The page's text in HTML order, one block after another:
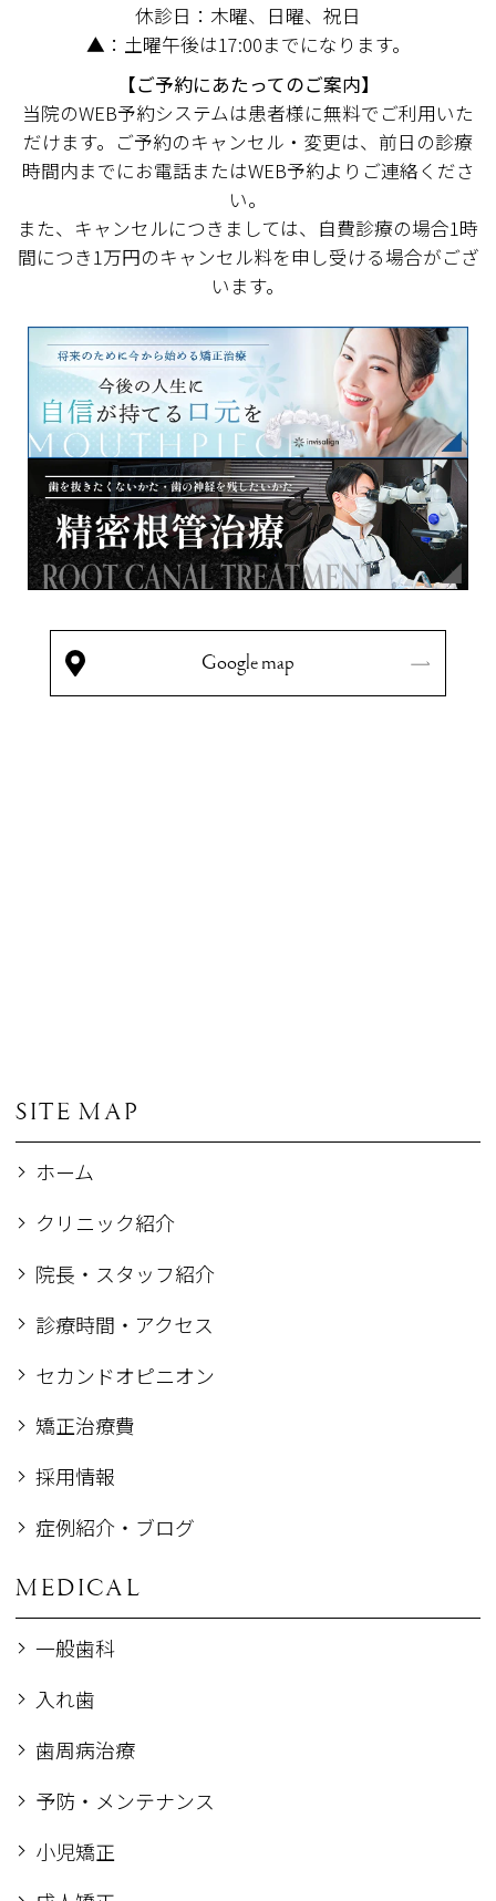
休診日：木曜、日曜、祝日
▲：土曜午後は17:00までになります。
【ご予約にあたってのご案内】
当院のWEB予約システムは患者様に無料でご利用いた
だけます。ご予約のキャンセル・変更は、前日の診療
時間内までにお電話またはWEB予約よりご連絡くださ
い。
また、キャンセルにつきましては、自費診療の場合1時
間につき1万円のキャンセル料を申し受ける場合がござ
います。
Google map
SITE MAP
ホーム
クリニック紹介
院長・スタッフ紹介
診療時間・アクセス
セカンドオピニオン
矯正治療費
採用情報
症例紹介・ブログ
MEDICAL
一般歯科
入れ歯
歯周病治療
予防・メンテナンス
小児矯正